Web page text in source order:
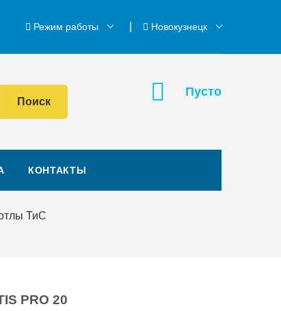
Режим работы Новокузнецк
Поиск
КОНТАКТЫ
Пусто
ТиС
PRO 20